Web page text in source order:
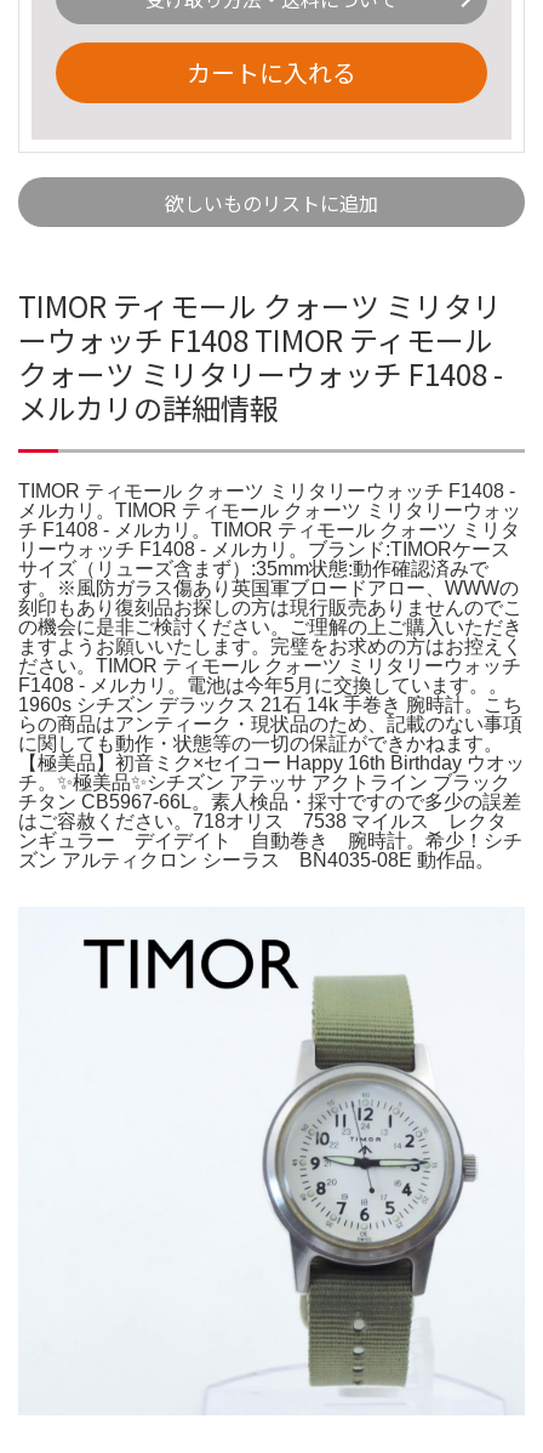
カートに入れる
欲しいものリストに追加
TIMOR ティモール クォーツ ミリタリ
ーウォッチ F1408 TIMOR ティモール
クォーツ ミリタリーウォッチ F1408 -
メルカリの詳細情報
TIMOR ティモール クォーツ ミリタリーウォッチ F1408 -
メルカリ。TIMOR ティモール クォーツ ミリタリーウォッ
チ F1408 - メルカリ。TIMOR ティモール クォーツ ミリタ
リーウォッチ F1408 - メルカリ。ブランド:TIMORケース
サイズ（リューズ含まず）:35mm状態:動作確認済みで
す。※風防ガラス傷あり英国軍ブロードアロー、WWWの
刻印もあり復刻品お探しの方は現行販売ありませんのでこ
の機会に是非ご検討ください。ご理解の上ご購入いただき
ますようお願いいたします。完璧をお求めの方はお控えく
ださい。TIMOR ティモール クォーツ ミリタリーウォッチ
F1408 - メルカリ。電池は今年5月に交換しています。。
1960s シチズン デラックス 21石 14k 手巻き 腕時計。こち
らの商品はアンティーク・現状品のため、記載のない事項
に関しても動作・状態等の一切の保証ができかねます。
【極美品】初音ミク×セイコー Happy 16th Birthday ウオッ
チ。✨極美品✨シチズン アテッサ アクトライン ブラック
チタン CB5967-66L。素人検品・採寸ですので多少の誤差
はご容赦ください。718オリス 7538 マイルス レクタ
ンギュラー デイデイト 自動巻き 腕時計。希少！シチ
ズン アルティクロン シーラス BN4035-08E 動作品。